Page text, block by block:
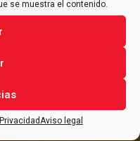
se muestra el contenido.
Aviso legal
TU